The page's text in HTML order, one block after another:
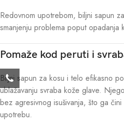
Redovnom upotrebom, biljni sapun
smanjenju problema poput opadanja
Pomaže kod peruti i
Biljni sapun za kosu i telo efikasno
ublažavanju svraba kože glave.
bez agresivnog isušivanja, što ga
upotrebu.